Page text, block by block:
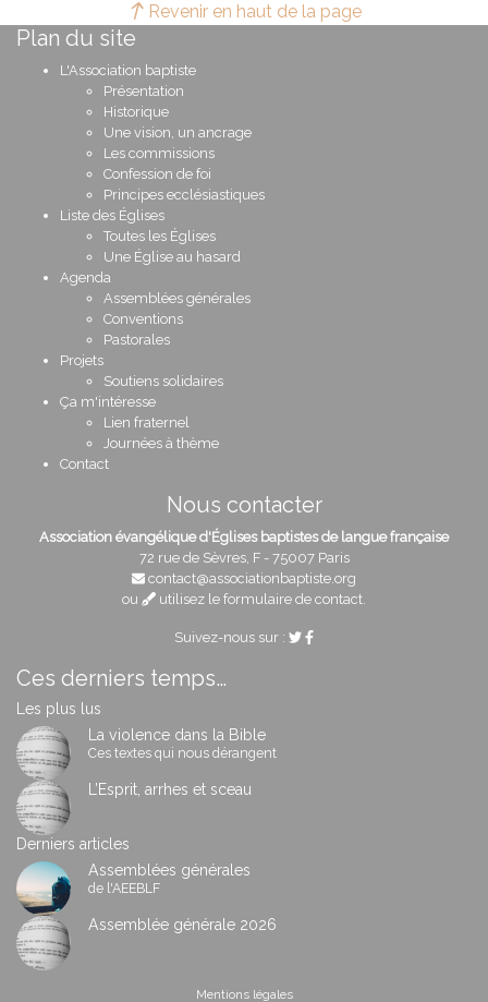
Revenir en haut de la page
Plan du site
L'Association baptiste
Présentation
Historique
Une vision, un ancrage
Les commissions
Confession de foi
Principes ecclésiastiques
Liste des Églises
Toutes les Églises
Une Église au hasard
Agenda
Assemblées générales
Conventions
Pastorales
Projets
Soutiens solidaires
Ça m'intéresse
Lien fraternel
Journées à thème
Contact
Nous contacter
Association évangélique d'Églises baptistes de langue française
72 rue de Sèvres, F - 75007 Paris
contact@associationbaptiste.org
ou
utilisez le formulaire de contact.
Suivez-nous sur :
Ces derniers temps…
Les plus lus
La violence dans la Bible
Ces textes qui nous dérangent
L’Esprit, arrhes et sceau
Derniers articles
Assemblées générales
de l'AEEBLF
Assemblée générale 2026
Mentions légales